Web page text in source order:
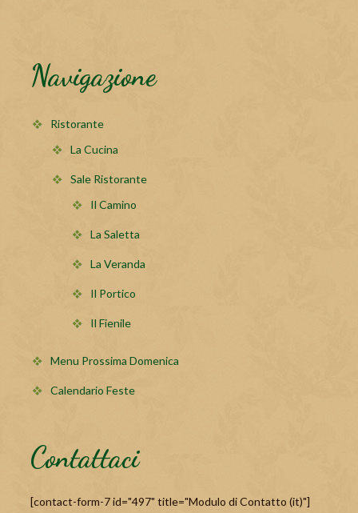
Navigazione
Ristorante
La Cucina
Sale Ristorante
Il Camino
La Saletta
La Veranda
Il Portico
Il Fienile
Menu Prossima Domenica
Calendario Feste
Contattaci
[contact-form-7 id="497" title="Modulo di Contatto (it)"]